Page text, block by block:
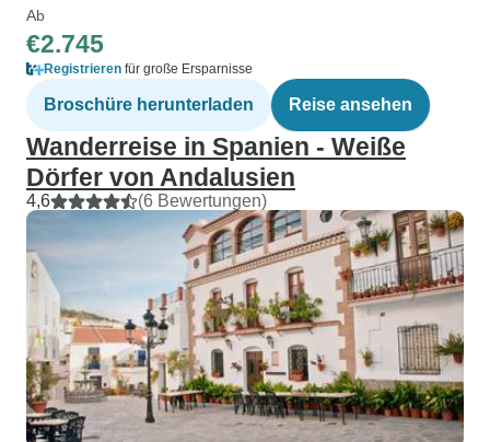
Ab
€2.745
Registrieren für große Ersparnisse
Broschüre herunterladen Reise ansehen
Wanderreise in Spanien - Weiße
Dörfer von Andalusien
4,6 (6 Bewertungen)